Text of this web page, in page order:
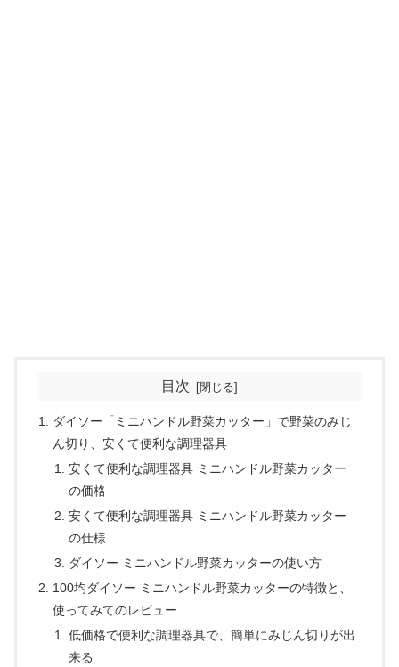
目次
ダイソー「ミニハンドル野菜カッター」で野菜のみじ
ん切り、安くて便利な調理器具
安くて便利な調理器具 ミニハンドル野菜カッター
の価格
安くて便利な調理器具 ミニハンドル野菜カッター
の仕様
ダイソー ミニハンドル野菜カッターの使い方
100均ダイソー ミニハンドル野菜カッターの特徴と、
使ってみてのレビュー
低価格で便利な調理器具で、簡単にみじん切りが出
来る